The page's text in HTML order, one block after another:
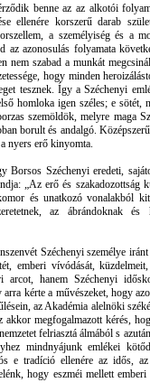
benne az az alkotói
ellenére korszerű darab
a személyiség és a
az azonosulás folyamata
nem szabad a munkát
hogy minden
tesznek. Így a Széchenyi
homloka igen széles; e sötét,
szemöldök, melyre maga
borult és andalgó.
nyers erő kinyomta.
Széchenyi eredeti,
„Az erő és szakadozottság
és unatkozó vonalakból
az ábrándoknak és
Széchenyi személye iránt
emberi vívódását,
hanem Széchenyi
kérte a művészeket, hogy
az Akadémia alelnöki
akkor megfogalmazott kérés,
felriasztá álmából s
mindnyájunk emlékei
e tradíció ellenére az idős, az
hogy eszméi mellett